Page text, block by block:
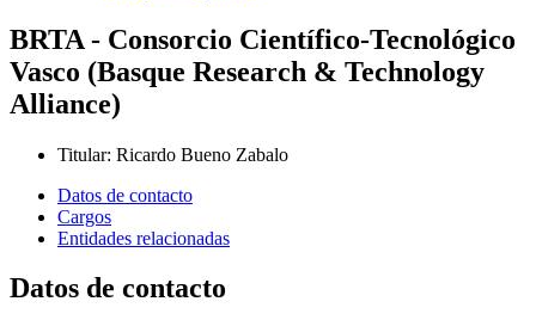
BRTA - Consorcio Científico-Tecnológico
Vasco (Basque Research & Technology
Alliance)
Titular: Ricardo Bueno Zabalo
Datos de contacto
Cargos
Entidades relacionadas
Datos de contacto